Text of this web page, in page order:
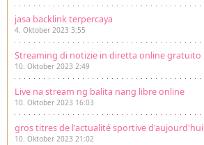
jasa backlink terpercaya
4. Oktober 2023 3:55
Streaming di notizie in diretta online gratuito
10. Oktober 2023 2:49
Live na stream ng balita nang libre online
10. Oktober 2023 16:03
gros titres de l'actualité sportive d'aujourd'hui
10. Oktober 2023 21:02